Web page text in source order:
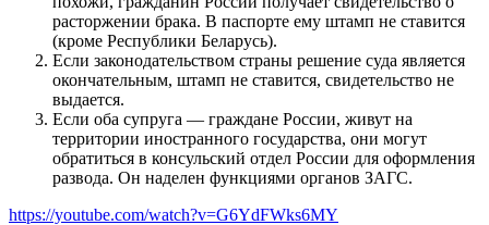
расторжении брака. В паспорте ему штамп не ставится
(кроме Республики Беларусь).
Если законодательством страны решение суда является
окончательным, штамп не ставится, свидетельство не
выдается.
Если оба супруга — граждане России, живут на
территории иностранного государства, они могут
обратиться в консульский отдел России для оформления
развода. Он наделен функциями органов ЗАГС.
https://youtube.com/watch?v=G6YdFWks6MY